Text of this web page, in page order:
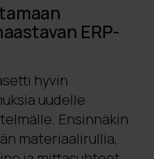
ERP-
hyvin
uudelle
Ensinnäkin
materiaalirullia,